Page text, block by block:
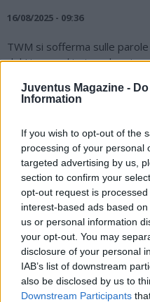
Juventus Magazine -
Information
If you wish to opt-out of the
processing of your personal
targeted advertising by us,
section to confirm your
opt-out request is
interest-based ads based
us or personal information
your opt-out. You may
disclosure of your personal
IAB’s list of downstream
also be disclosed by us to
Downstream Participants
16/08/2025 - 09:36
TWM si sofferma sulle
del Liverpool ieri per la
DJ20, poi, Chiesa si è preso
incombenti, visto il flop della
scarpa: "Il gol mi ripaga del
condizioni difficili perché non
questo mi ha penalizzato.
soddisfazioni", l'attacco
Fonte: Tuttomercatoweb